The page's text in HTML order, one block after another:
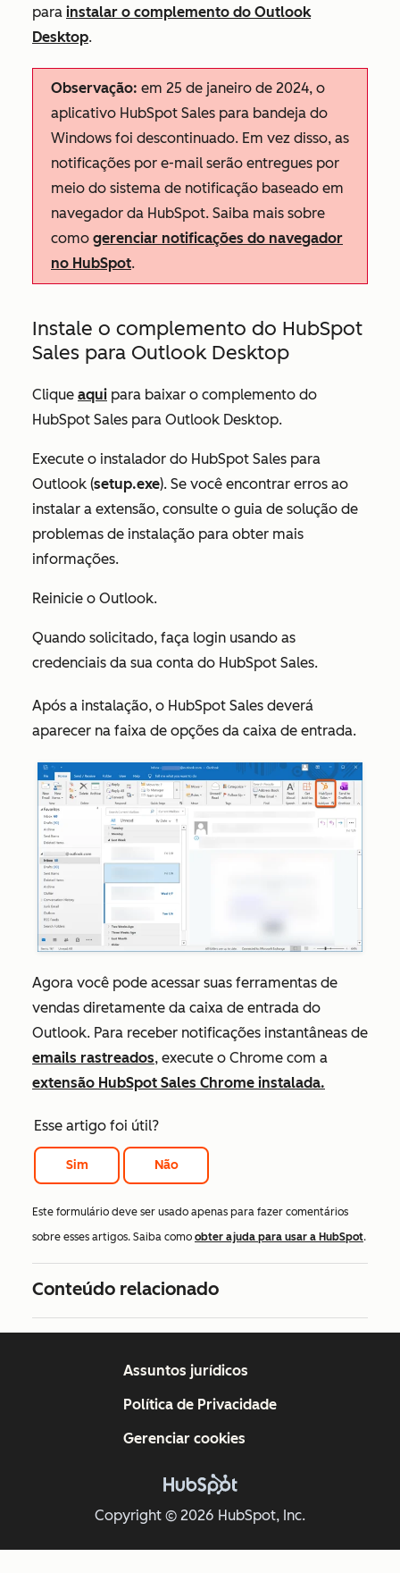
para instalar o complemento do Outlook
Desktop.
Observação: em 25 de janeiro de 2024, o
aplicativo HubSpot Sales para bandeja do
Windows foi descontinuado. Em vez disso, as
notificações por e-mail serão entregues por
meio do sistema de notificação baseado em
navegador da HubSpot. Saiba mais sobre
como gerenciar notificações do navegador
no HubSpot.
Instale o complemento do HubSpot
Sales para Outlook Desktop
Clique aqui para baixar o complemento do
HubSpot Sales para Outlook Desktop.
Execute o instalador do HubSpot Sales para
Outlook (setup.exe). Se você encontrar erros ao
instalar a extensão, consulte o guia de solução de
problemas de instalação para obter mais
informações.
Reinicie o Outlook.
Quando solicitado, faça login usando as
credenciais da sua conta do HubSpot Sales.
Após a instalação, o HubSpot Sales deverá
aparecer na faixa de opções da caixa de entrada.
Agora você pode acessar suas ferramentas de
vendas diretamente da caixa de entrada do
Outlook. Para receber notificações instantâneas de
emails rastreados, execute o Chrome com a
extensão HubSpot Sales Chrome instalada.
Esse artigo foi útil?
Sim Não
Este formulário deve ser usado apenas para fazer comentários
sobre esses artigos. Saiba como obter ajuda para usar a HubSpot.
Conteúdo relacionado
Copyright © 2026 HubSpot, Inc.
Assuntos jurídicos
Política de Privacidade
Gerenciar cookies